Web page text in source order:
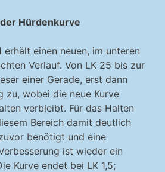
Hürdenkurve
erhält einen neuen, im unteren
Verlauf. Von LK 25 bis zur
einer Gerade, erst dann
zu, wobei die neue Kurve
verbleibt. Für das Halten
Bereich damit deutlich
benötigt und eine
ist wieder ein
Kurve endet bei LK 1,5;